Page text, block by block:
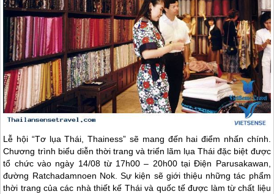
Lễ hội “Tơ lụa Thái, Thainess” sẽ mang đến hai điểm nhấn chính.
Chương trình biểu diễn thời trang và triển lãm lụa Thái đặc biệt được
tổ chức vào ngày 14/08 từ 17h00 – 20h00 tại Điện Parusakawan,
đường Ratchadamnoen Nok. Sự kiện sẽ giới thiệu những tác phẩm
thời trang của các nhà thiết kế Thái và quốc tế được làm từ chất liệu